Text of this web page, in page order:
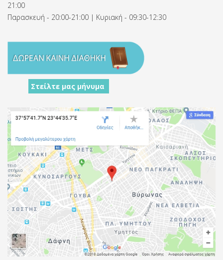
21:00
Παρασκευή - 20:00-21:00 | Κυριακή - 09:30-12:30
Στείλτε μας μήνυμα